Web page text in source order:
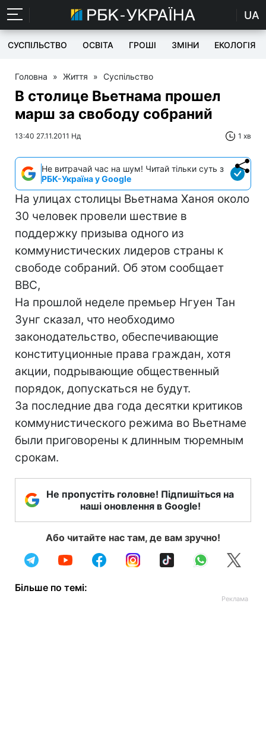
UA
СУСПІЛЬСТВО ОСВІТА ГРОШІ ЗМІНИ ЕКОЛОГІЯ
Головна » Життя » Суспільство
В столице Вьетнама прошел
марш за свободу собраний
13:40 27.11.2011 Нд 1 хв
Не витрачай час на шум! Читай тільки суть з
РБК-Україна у Google
На улицах столицы Вьетнама Ханоя около
30 человек провели шествие в
поддержку призыва одного из
коммунистических лидеров страны к
свободе собраний. Об этом сообщает
BBC,
На прошлой неделе премьер Нгуен Тан
Зунг сказал, что необходимо
законодательство, обеспечивающие
конституционные права граждан, хотя
акции, подрывающие общественный
порядок, допускаться не будут.
За последние два года десятки критиков
коммунистического режима во Вьетнаме
были приговорены к длинным тюремным
срокам.
Не пропустіть головне! Підпишіться на
наші оновлення в Google!
Або читайте нас там, де вам зручно!
Більше по темі: